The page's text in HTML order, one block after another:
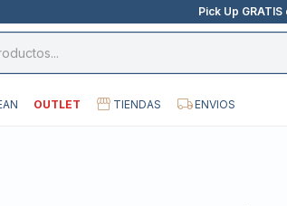
Pick Up
OUTLET TIENDAS ENVIOS